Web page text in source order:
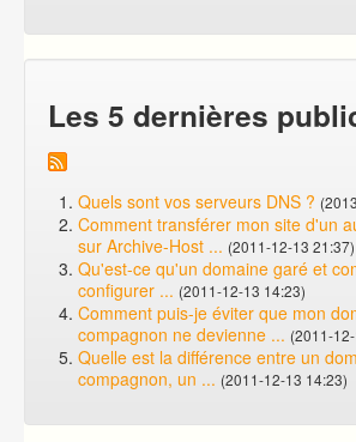
Les 5 dernières
Quels sont vos serveurs DNS ?
Comment transférer mon site d'un
sur Archive-Host ... (2011-12-13 21:37)
Qu'est-ce qu'un domaine garé et
configurer ... (2011-12-13 14:23)
Comment puis-je éviter que mon
compagnon ne devienne ... (2011-
Quelle est la différence entre un
compagnon, un ... (2011-12-13 14:23)